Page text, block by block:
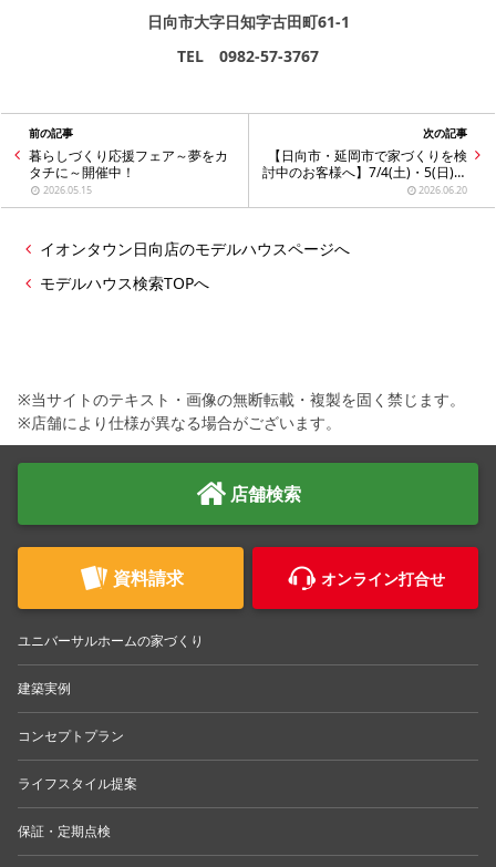
日向市大字日知字古田町61-1
TEL 0982-57-3767
前の記事
暮らしづくり応援フェア～夢をカ
タチに～開催中！
2026.05.15
次の記事
【日向市・延岡市で家づくりを検
討中のお客様へ】7/4(土)・5(日)夏
のマイホームフェア開催！
2026.06.20
イオンタウン日向店のモデルハウスページへ
モデルハウス検索TOPへ
※当サイトのテキスト・画像の無断転載・複製を固く禁じます。
※店舗により仕様が異なる場合がございます。
店舗検索
資料請求 オンライン打合せ
ユニバーサルホームの家づくり
建築実例
コンセプトプラン
ライフスタイル提案
保証・定期点検